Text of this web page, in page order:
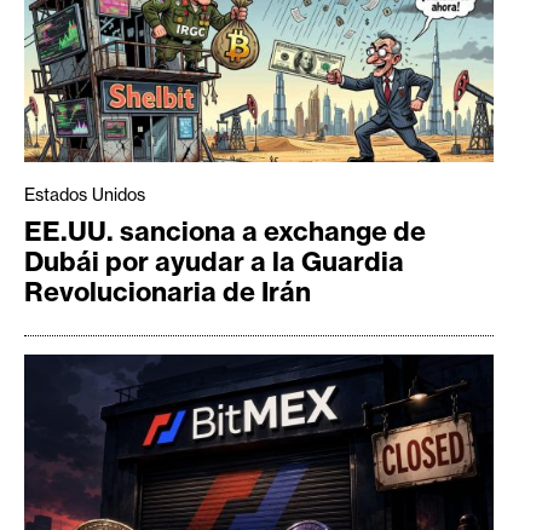
Estados Unidos
EE.UU. sanciona a exchange de
Dubái por ayudar a la Guardia
Revolucionaria de Irán